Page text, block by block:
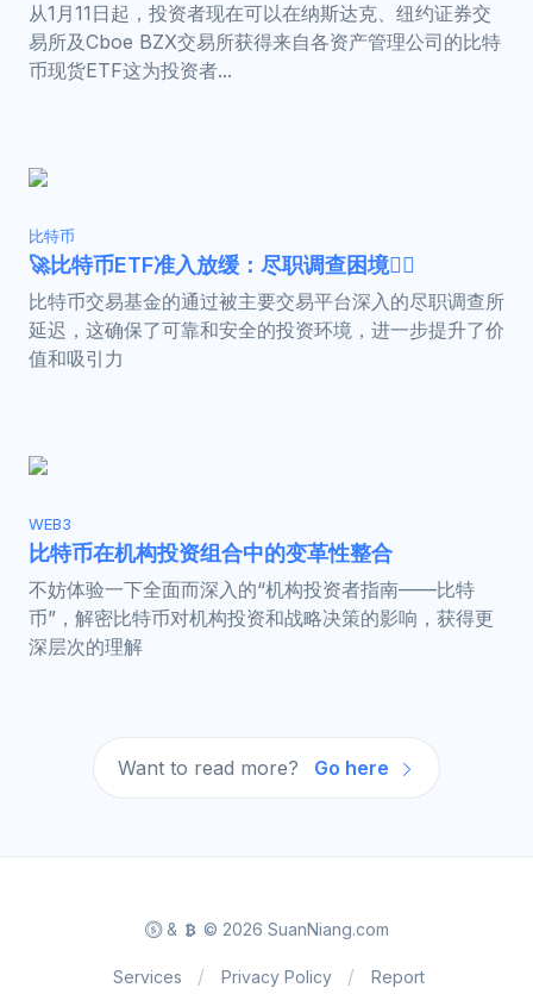
从1月11日起，投资者现在可以在纳斯达克、纽约证券交
易所及Cboe BZX交易所获得来自各资产管理公司的比特
币现货ETF这为投资者...
比特币
🚀比特币ETF准入放缓：尽职调查困境🕵️‍♂️
比特币交易基金的通过被主要交易平台深入的尽职调查所
延迟，这确保了可靠和安全的投资环境，进一步提升了价
值和吸引力
WEB3
比特币在机构投资组合中的变革性整合
不妨体验一下全面而深入的“机构投资者指南——比特
币”，解密比特币对机构投资和战略决策的影响，获得更
深层次的理解
Want to read more? Go here
& © 2026 SuanNiang.com
Services Privacy Policy Report